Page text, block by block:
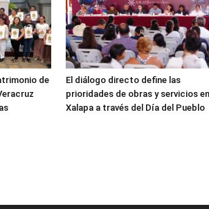
de
El diálogo directo define las
prioridades de obras y servicios en
Xalapa a través del Día del Pueblo